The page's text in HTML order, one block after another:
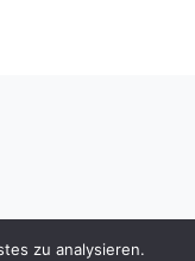
zu analysieren.